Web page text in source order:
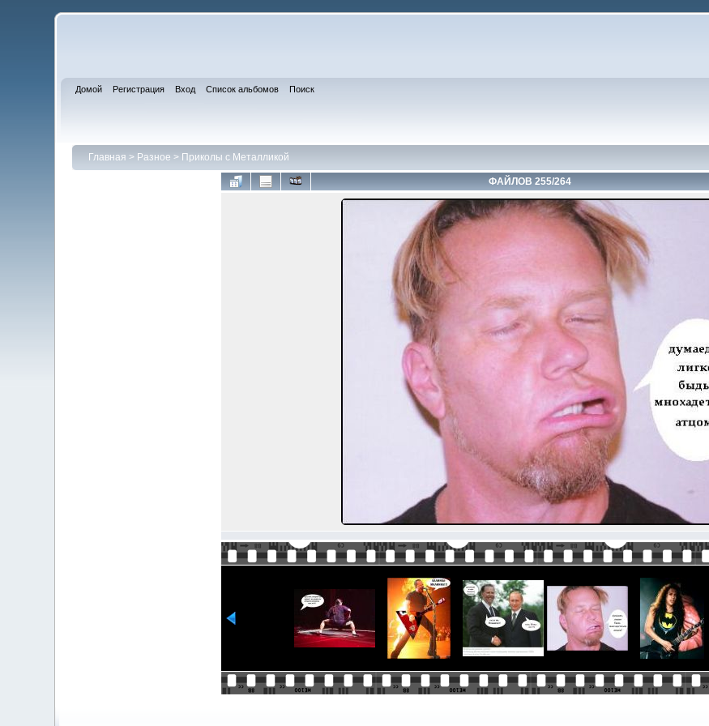
Домой Регистрация Вход Список альбомов Поиск
Главная > Разное > Приколы с Металликой
ФАЙЛОВ 255/264